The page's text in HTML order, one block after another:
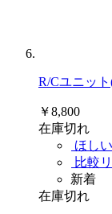
R/Cユニッ
￥8,800
在庫切れ
ほし
比較
新着
在庫切れ